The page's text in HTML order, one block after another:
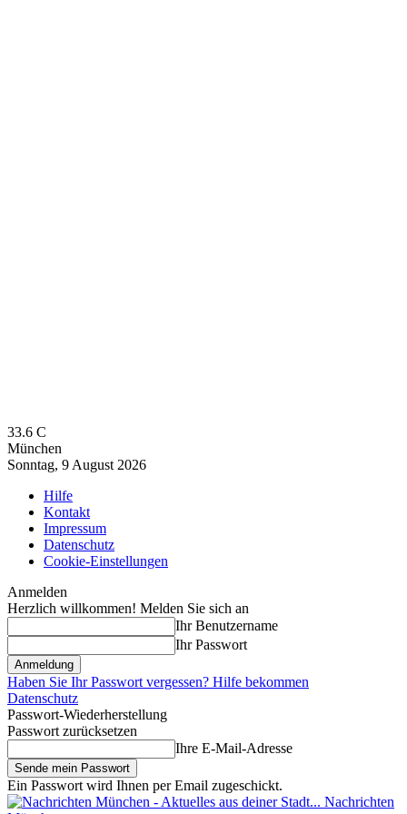
33.6 C
München
Sonntag, 9 August 2026
Hilfe
Kontakt
Impressum
Datenschutz
Cookie-Einstellungen
Anmelden
Herzlich willkommen! Melden Sie sich an
Ihr Benutzername
Ihr Passwort
Haben Sie Ihr Passwort vergessen? Hilfe bekommen
Datenschutz
Passwort-Wiederherstellung
Passwort zurücksetzen
Ihre E-Mail-Adresse
Ein Passwort wird Ihnen per Email zugeschickt.
Nachrichten